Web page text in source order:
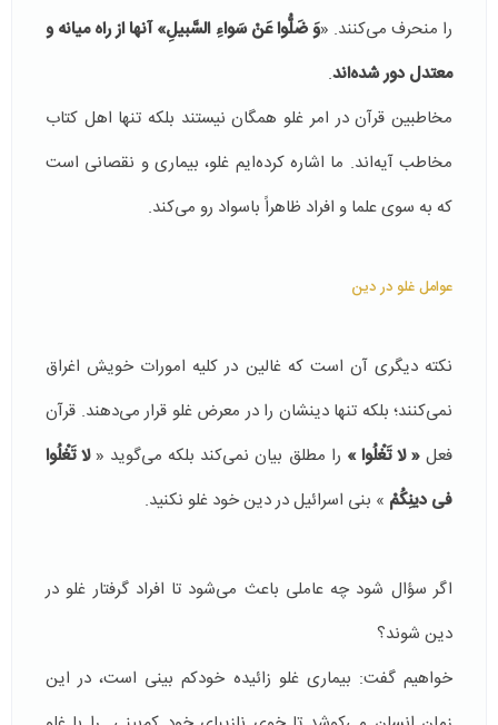
را منحرف می‌كنند. «وَ ضَلُّوا عَنْ سَواءِ السَّبیلِ» آنها از راه میانه و
معتدل دور شده‌اند.
مخاطبین قرآن در امر غلو همگان نیستند بلكه تنها اهل كتاب
مخاطب آیه‌اند. ما اشاره كرده‌ایم غلو، بیماری و نقصانی است
كه به سوی علما و افراد ظاهراً باسواد رو می‌كند.
عوامل غلو در دین
نكته دیگری آن است كه غالین در كلیه امورات خویش اغراق
نمی‌كنند؛ بلكه تنها دینشان را در معرض غلو قرار می‌دهند. قرآن
فعل« لا تَغْلُوا » را مطلق بیان نمی‌كند بلكه می‌گوید «لا تَغْلُوا
فی‏ دینِكُمْ » بنی اسرائیل در دین خود غلو نكنید.
اگر سؤال شود چه عاملی باعث می‌شود تا افراد گرفتار غلو در
دین شوند؟
خواهیم گفت:‌ بیماری غلو زائیده خودكم بینی است، در این